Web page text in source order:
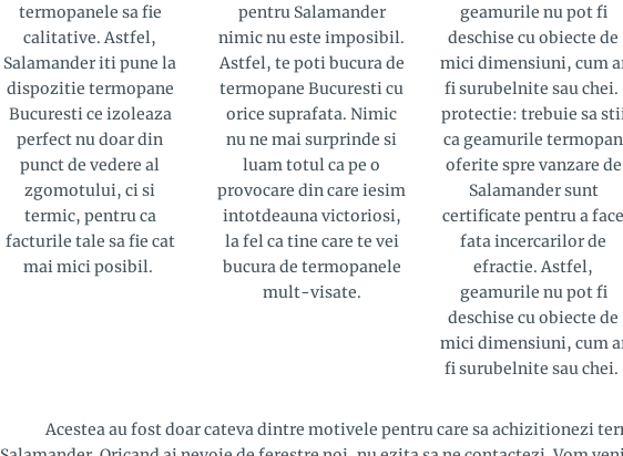
termopanele sa fie
calitative. Astfel,
Salamander iti pune la
dispozitie termopane
Bucuresti ce izoleaza
perfect nu doar din
punct de vedere al
zgomotului, ci si
termic, pentru ca
facturile tale sa fie cat
mai mici posibil.
pentru Salamander
nimic nu este imposibil.
Astfel, te poti bucura de
termopane Bucuresti cu
orice suprafata. Nimic
nu ne mai surprinde si
luam totul ca pe o
provocare din care iesim
intotdeauna victoriosi,
la fel ca tine care te vei
bucura de termopanele
mult-visate.
geamurile nu pot fi
deschise cu obiecte de
mici dimensiuni, cum
fi surubelnite sau chei.
protectie: trebuie sa
ca geamurile termopan
oferite spre vanzare de
Salamander sunt
certificate pentru a face
fata incercarilor de
efractie. Astfel,
geamurile nu pot fi
deschise cu obiecte de
mici dimensiuni, cum
fi surubelnite sau chei.
Acestea au fost doar cateva dintre motivele pentru care sa achizitionezi